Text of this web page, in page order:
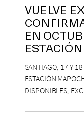
VUELVE
EN
SANTIAGO, 17 Y 18
ESTACIÓN
DISPONIBLES,
con una edición